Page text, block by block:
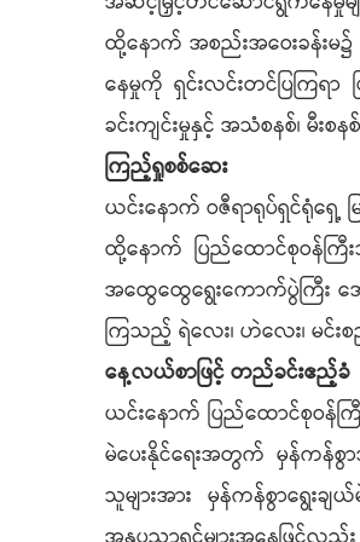
ထို့​နောက် အစည်းအဝေးခန်းမ၌
နေမှုကို ရှင်းလင်းတင်ပြကြရာ
ခင်းကျင်းမှုနှင့် အသံစနစ်၊ မီးစ
ကြည့်ရှုစစ်ဆေး
ယင်းနောက် ဝဇီရာရုပ်ရှင်ရုံရှေ့
ထို့​နောက် ပြည်ထောင်စုဝန်ကြီ
အထွေထွေရွေးကောက်ပွဲကြီး အေ
ကြသည့် ရဲလေး၊ ဟဲလေး၊ မင်းစ
နေ့လယ်စာဖြင့် တည်ခင်းဧည့်ခံ
ယင်းနောက် ပြည်ထောင်စုဝန်က
မဲပေးနိုင်ရေးအတွက် မှန်ကန်စွာ
သူများအား မှန်ကန်စွာရွေ